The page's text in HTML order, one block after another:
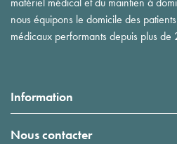
nous équipons le domicile des
médicaux performants depuis plus de
Information
Nous contacter